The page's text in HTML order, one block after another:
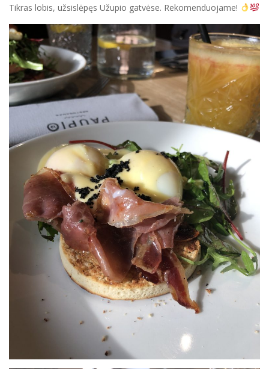
Tikras lobis, užsislėpęs Užupio gatvėse. Rekomenduojame!